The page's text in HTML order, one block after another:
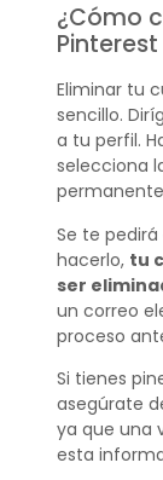
¿Cómo
Eliminar tu
sencillo.
a tu perfil.
selecciona
Se te
hacerlo, tu
ser
un correo
proceso
Si tienes
asegúrate
ya que una
esta